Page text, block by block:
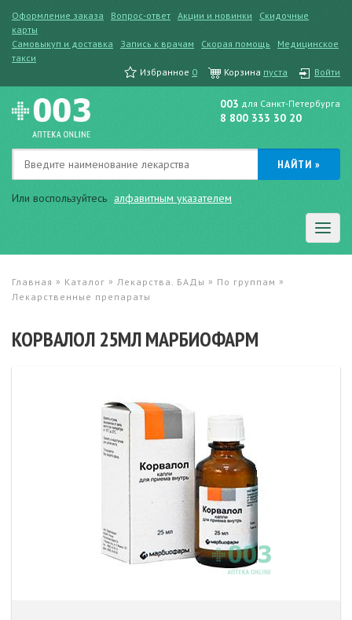
Оформление заказа Вопрос-ответ Акции и новинки
Скидочные
карты
Самовыкуп и доставка
Запись к врачам Скорая помощь
Медицинское
такси
Избранное 0 Корзина пуста Войти
Или воспользуйтесь алфавитным указателем
003 для Санкт-Петербурга
8 800 333 30 20
Главная » Каталог » Лекарства. БАДы » По группам »
Лекарственные препараты
КОРВАЛОЛ 25МЛ МАРБИОФАРМ